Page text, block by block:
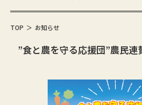
TOP お知らせ
”食と農を守る応援団”農民